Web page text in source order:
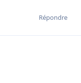
Répondre